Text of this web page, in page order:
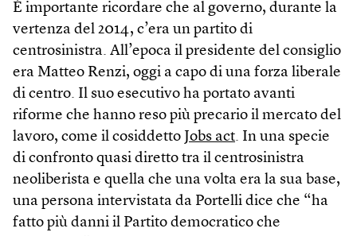
È importante ricordare che al governo, durante la
vertenza del 2014, c’era un partito di
centrosinistra. All’epoca il presidente del consiglio
era Matteo Renzi, oggi a capo di una forza liberale
di centro. Il suo esecutivo ha portato avanti
riforme che hanno reso più precario il mercato del
lavoro, come il cosiddetto Jobs act. In una specie
di confronto quasi diretto tra il centrosinistra
neoliberista e quella che una volta era la sua base,
una persona intervistata da Portelli dice che “ha
fatto più danni il Partito democratico che